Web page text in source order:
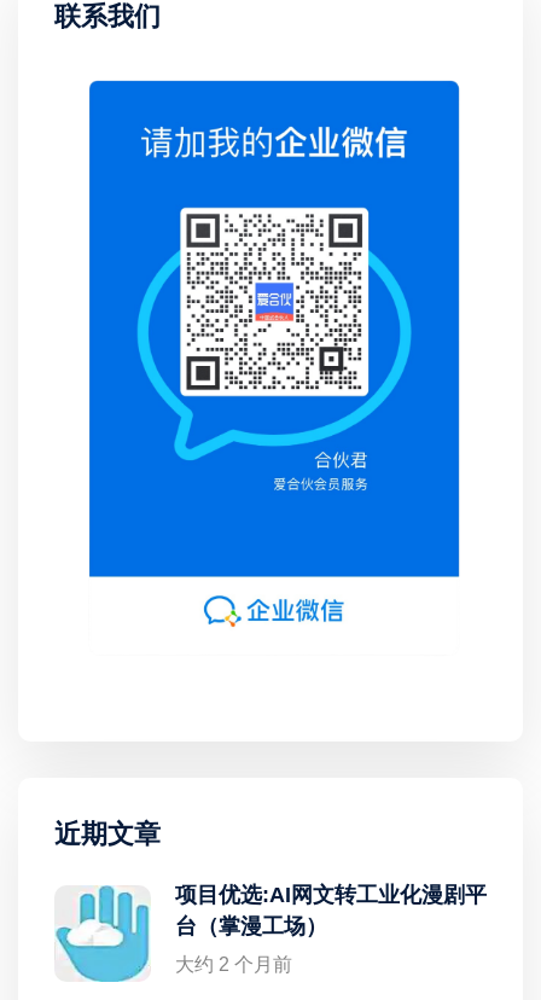
联系我们
近期文章
项目优选:AI网文转工业化漫剧平
台（掌漫工场）
大约 2 个月前